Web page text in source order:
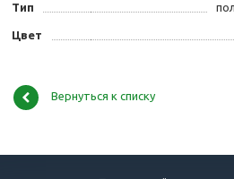
Тип
Цвет
Вернуться к списку